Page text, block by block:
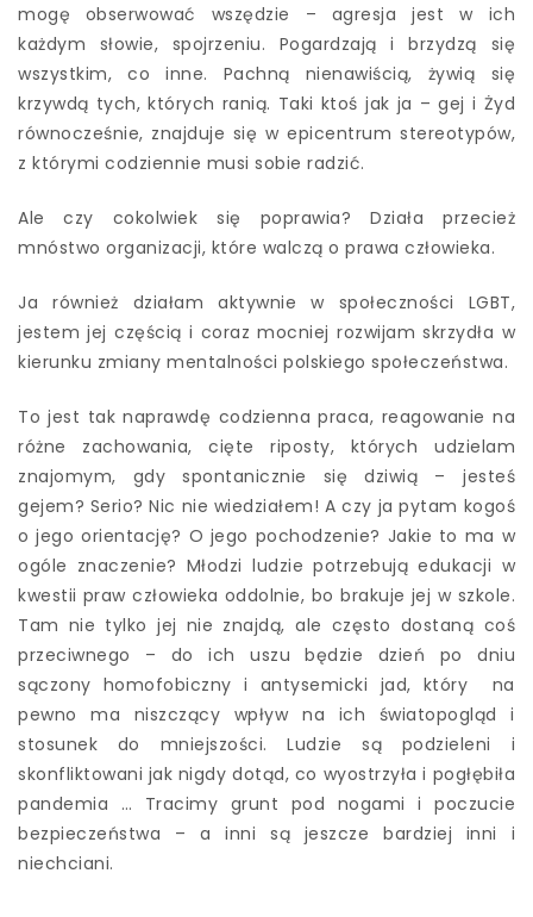
mogę obserwować wszędzie – agresja jest w ich
każdym słowie, spojrzeniu. Pogardzają i brzydzą się
wszystkim, co inne. Pachną nienawiścią, żywią się
krzywdą tych, których ranią. Taki ktoś jak ja – gej i Żyd
równocześnie, znajduje się w epicentrum stereotypów,
z którymi codziennie musi sobie radzić.
Ale czy cokolwiek się poprawia? Działa przecież
mnóstwo organizacji, które walczą o prawa człowieka.
Ja również działam aktywnie w społeczności LGBT,
jestem jej częścią i coraz mocniej rozwijam skrzydła w
kierunku zmiany mentalności polskiego społeczeństwa.
To jest tak naprawdę codzienna praca, reagowanie na
różne zachowania, cięte riposty, których udzielam
znajomym, gdy spontanicznie się dziwią – jesteś
gejem? Serio? Nic nie wiedziałem! A czy ja pytam kogoś
o jego orientację? O jego pochodzenie? Jakie to ma w
ogóle znaczenie? Młodzi ludzie potrzebują edukacji w
kwestii praw człowieka oddolnie, bo brakuje jej w szkole.
Tam nie tylko jej nie znajdą, ale często dostaną coś
przeciwnego – do ich uszu będzie dzień po dniu
sączony homofobiczny i antysemicki jad, który na
pewno ma niszczący wpływ na ich światopogląd i
stosunek do mniejszości. Ludzie są podzieleni i
skonfliktowani jak nigdy dotąd, co wyostrzyła i pogłębiła
pandemia … Tracimy grunt pod nogami i poczucie
bezpieczeństwa – a inni są jeszcze bardziej inni i
niechciani.